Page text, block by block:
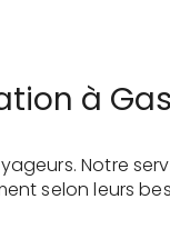
à
Notre
selon leurs